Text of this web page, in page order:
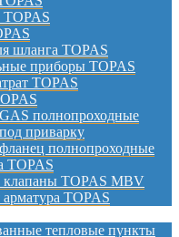
TOPAS
шланга TOPAS
приборы TOPAS
TOPAS
полнопроходные
приварку
полнопроходные
TOPAS
клапаны TOPAS MBV
арматура TOPAS
тепловые пункты